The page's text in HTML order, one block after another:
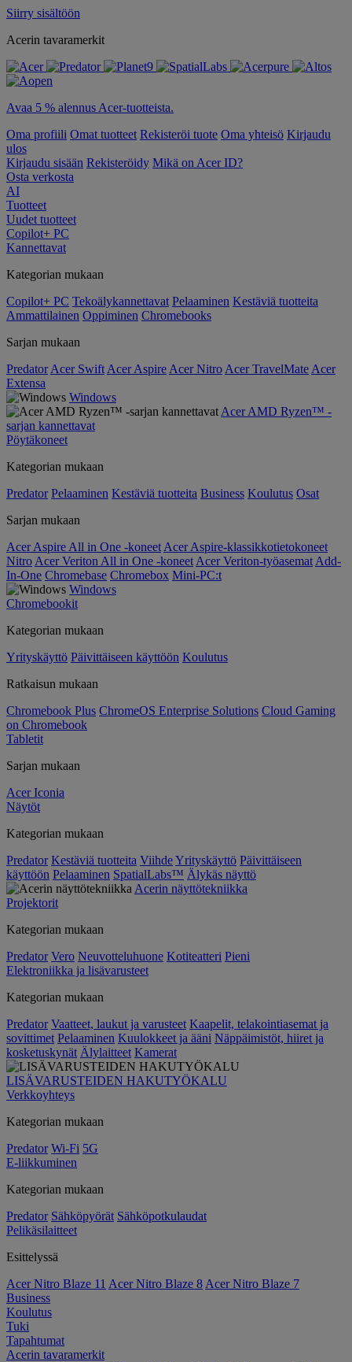
Siirry sisältöön
Acerin tavaramerkit
Avaa 5 % alennus Acer-tuotteista.
Oma profiili Omat tuotteet Rekisteröi tuote Oma yhteisö Kirjaudu
ulos
Kirjaudu sisään Rekisteröidy Mikä on Acer ID?
Osta verkosta
AI
Tuotteet
Uudet tuotteet
Copilot+ PC
Kannettavat
Kategorian mukaan
Copilot+ PC Tekoälykannettavat Pelaaminen Kestäviä tuotteita
Ammattilainen Oppiminen Chromebooks
Sarjan mukaan
Predator Acer Swift Acer Aspire Acer Nitro Acer TravelMate Acer
Extensa
Windows
Acer AMD Ryzen™ -
sarjan kannettavat
Pöytäkoneet
Kategorian mukaan
Predator Pelaaminen Kestäviä tuotteita Business Koulutus Osat
Sarjan mukaan
Acer Aspire All in One -koneet Acer Aspire-klassikkotietokoneet
Nitro Acer Veriton All in One -koneet Acer Veriton-työasemat Add-
In-One Chromebase Chromebox Mini-PC:t
Windows
Chromebookit
Kategorian mukaan
Yrityskäyttö Päivittäiseen käyttöön Koulutus
Ratkaisun mukaan
Chromebook Plus ChromeOS Enterprise Solutions Cloud Gaming
on Chromebook
Tabletit
Sarjan mukaan
Acer Iconia
Näytöt
Kategorian mukaan
Predator Kestäviä tuotteita ViihdeYrityskäyttö Päivittäiseen
käyttöön Pelaaminen SpatialLabs™ Älykäs näyttö
Acerin näyttötekniikka
Projektorit
Kategorian mukaan
Predator Vero Neuvotteluhuone Kotiteatteri Pieni
Elektroniikka ja lisävarusteet
Kategorian mukaan
Predator Vaatteet, laukut ja varusteet Kaapelit, telakointiasemat ja
sovittimet Pelaaminen Kuulokkeet ja ääni Näppäimistöt, hiiret ja
kosketuskynät Älylaitteet Kamerat
LISÄVARUSTEIDEN HAKUTYÖKALU
Verkkoyhteys
Kategorian mukaan
Predator Wi-Fi 5G
E-liikkuminen
Kategorian mukaan
Predator Sähköpyörät Sähköpotkulaudat
Pelikäsilaitteet
Esittelyssä
Acer Nitro Blaze 11 Acer Nitro Blaze 8 Acer Nitro Blaze 7
Business
Koulutus
Tuki
Tapahtumat
Acerin tavaramerkit